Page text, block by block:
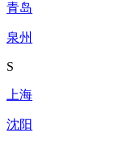
青岛
泉州
S
上海
沈阳